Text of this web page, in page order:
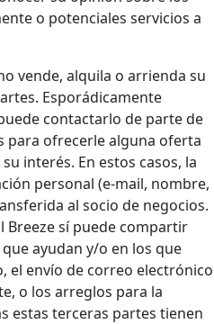
o potenciales servicios a
vende, alquila o arrienda su
Esporádicamente
contactarlo de parte de
para ofrecerle alguna oferta
interés. En estos casos, la
personal (e-mail, nombre,
al socio de negocios.
Breeze sí puede compartir
ayudan y/o en los que
el envío de correo electrónico
o los arreglos para la
estas terceras partes tienen